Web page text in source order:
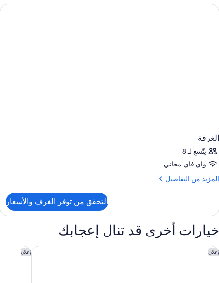
الغرفة
يتّسع لـ 8
واي فاي مجاني
المزيد من التفاصيل
المزيد
الغرفة
التحقق من توفر الغرف والأسعار
خيارات أخرى قد تنال إعجابك
إعلان
هوتل مونتيري لو فرير أوساكا إعلان
أونيادو